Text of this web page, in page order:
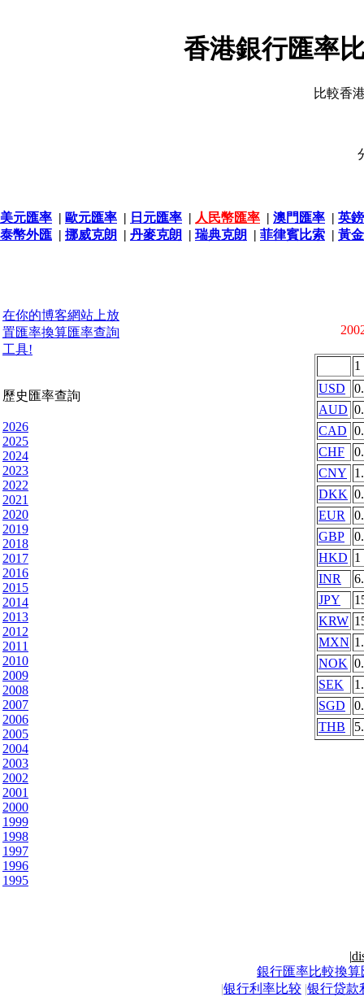
香港銀行匯率
比較香
美元匯率 | 歐元匯率 | 日元匯率 | 人民幣匯率 | 澳門匯率 | 英
泰幣外匯 | 挪威克朗 | 丹麥克朗 | 瑞典克朗 | 菲律賓比索 | 黃
在你的博客網站上放
置匯率換算匯率查詢
工具!
歷史匯率查詢
2026
2025
2024
2023
2022
2021
2020
2019
2018
2017
2016
2015
2014
2013
2012
2011
2010
2009
2008
2007
2006
2005
2004
2003
2002
2001
2000
1999
1998
1997
1996
1995
1
USD
AUD
CAD
CHF
CNY
DKK
EUR
GBP
HKD 1
INR
JPY
KRW
MXN
NOK
SEK
SGD
THB
|
銀行匯率比較換算
|银行利率比较 |银行贷款